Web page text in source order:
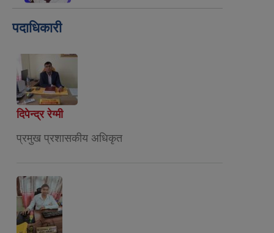
पदाधिकारी
दिपेन्द्र रेग्मी
प्रमुख प्रशासकीय अधिकृत